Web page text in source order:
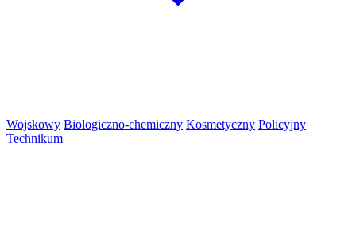
Wojskowy Biologiczno-chemiczny Kosmetyczny Policyjny
Technikum